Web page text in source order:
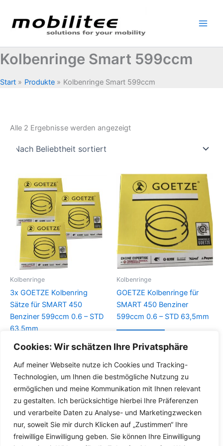
Cookies: Wir schätzen Ihre Privatsphäre
Auf meiner Webseite nutze ich Cookies und Tracking-
Technologien, um Ihnen die bestmögliche Nutzung zu
ermöglichen und meine Kommunikation mit Ihnen relevant
zu gestalten. Ich berücksichtige hierbei Ihre Präferenzen
und verarbeite Daten zu Analyse- und Marketingzwecken
nur, soweit Sie mir durch Klicken auf „Zustimmen“ Ihre
freiwillige Einwilligung geben. Sie können Ihre Einwilligung
Inhalt
springen
Kolbenringe Smart 599ccm
Start Produkte Kolbenringe Smart 599ccm
Alle 2 Ergebnisse werden angezeigtNach
Kolbenringe
3x GOETZE Kolbenring
Sätze für SMART 450
Benziner 599ccm 0.6 – STD
63,5mm
Details
Kolbenringe
GOETZE Kolbenringe für
SMART 450 Benziner
599ccm 0.6 – STD 63,5mm